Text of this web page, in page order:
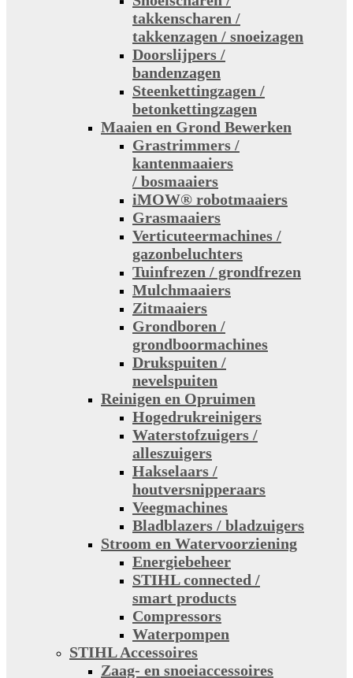
takkenscharen /
takkenzagen / snoeizagen
Doorslijpers /
bandenzagen
Steenkettingzagen /
betonkettingzagen
Maaien en Grond Bewerken
Grastrimmers /
kantenmaaiers
/ bosmaaiers
iMOW® robotmaaiers
Grasmaaiers
Verticuteermachines /
gazonbeluchters
Tuinfrezen / grondfrezen
Mulchmaaiers
Zitmaaiers
Grondboren /
grondboormachines
Drukspuiten /
nevelspuiten
Reinigen en Opruimen
Hogedrukreinigers
Waterstofzuigers /
alleszuigers
Hakselaars /
houtversnipperaars
Veegmachines
Bladblazers / bladzuigers
Stroom en Watervoorziening
Energiebeheer
STIHL connected /
smart products
Compressors
Waterpompen
STIHL Accessoires
Zaag- en snoeiaccessoires